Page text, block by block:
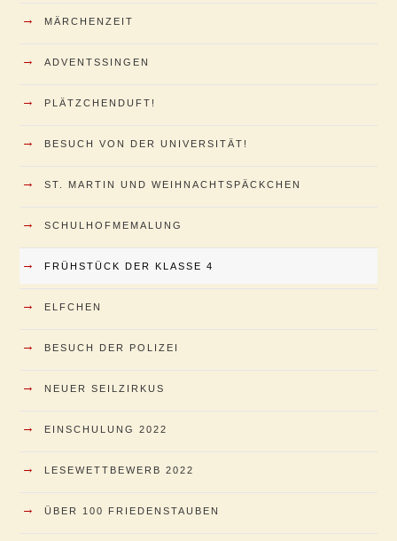
→ MÄRCHENZEIT
→ ADVENTSSINGEN
→ PLÄTZCHENDUFT!
→ BESUCH VON DER UNIVERSITÄT!
→ ST. MARTIN UND WEIHNACHTSPÄCKCHEN
→ SCHULHOFMEMALUNG
→ FRÜHSTÜCK DER KLASSE 4
→ ELFCHEN
→ BESUCH DER POLIZEI
→ NEUER SEILZIRKUS
→ EINSCHULUNG 2022
→ LESEWETTBEWERB 2022
→ ÜBER 100 FRIEDENSTAUBEN